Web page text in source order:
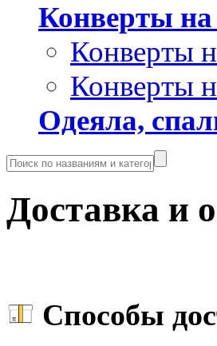
Конверты
Конверты
Конверты
Одеяла,
Доставка и
Способы